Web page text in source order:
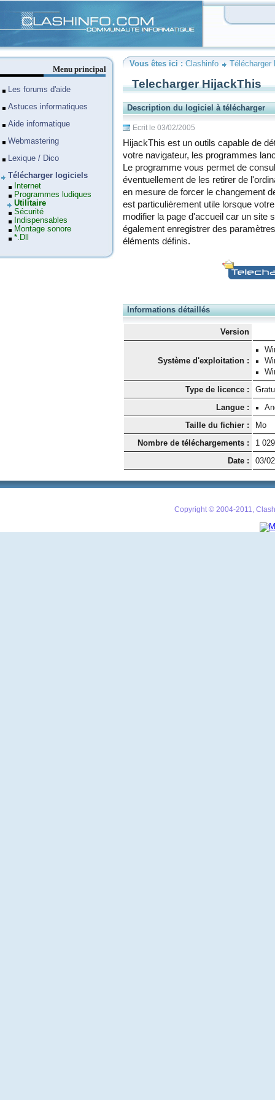
Vous êtes ici : Clashinfo
Telecharger HijackThis
Description du logiciel à télécharger
Ecrit le 03/02/2005
HijackThis est un outils capable de
votre navigateur, les programmes
Le programme vous permet de
éventuellement de les retirer de
en mesure de forcer le changement
est particulièrement utile lorsque
modifier la page d'accueil car un site
également enregistrer des
éléments définis.
Informations détaillés
Version
Système d'exploitation :
Type de licence :
Langue :
Taille du fichier : Mo
Nombre de téléchargements : 1
Date : 03/
Menu principal
Les forums d'aide
Astuces informatiques
Aide informatique
Webmastering
Lexique / Dico
Télécharger logiciels
Internet
Programmes ludiques
Utilitaire
Sécurité
Indispensables
Montage sonore
*.Dll
Copyright © 2004-2011,